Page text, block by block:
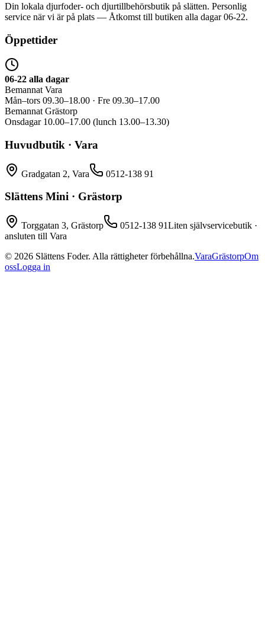
Din lokala djurfoder- och djurtillbehörsbutik på slätten. Personlig
service när vi är på plats — Åtkomst till butiken alla dagar 06-22.
Öppettider
06-22 alla dagar
Bemannat Vara
Mån–tors 09.30–18.00 · Fre 09.30–17.00
Bemannat Grästorp
Onsdagar 10.00–17.00 (lunch 13.00–13.30)
Huvudbutik · Vara
Gradgatan 2, Vara 0512-138 91
Slättens Mini · Grästorp
Torggatan 3, Grästorp 0512-138 91Liten självservicebutik ·
ansluten till Vara
© 2026 Slättens Foder. Alla rättigheter förbehållna.VaraGrästorpOm
ossLogga in